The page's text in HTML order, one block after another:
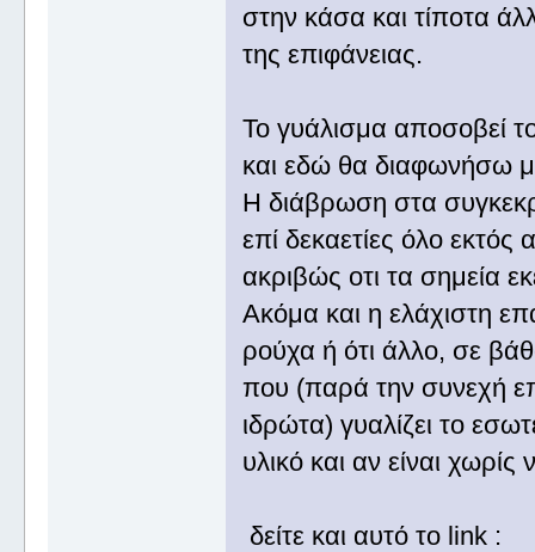
στην κάσα και τίποτα
της επιφάνειας.
Το γυάλισμα αποσοβεί
και εδώ θα διαφωνήσω
Η διάβρωση στα
επί δεκαετίες όλο εκτός
ακριβώς οτι τα σημεία
Ακόμα και η ελάχιστη
ρούχα ή ότι άλλο, σε
που (παρά την συνεχή
ιδρώτα) γυαλίζει το
υλικό και αν είναι χωρίς
δείτε και αυτό το link :